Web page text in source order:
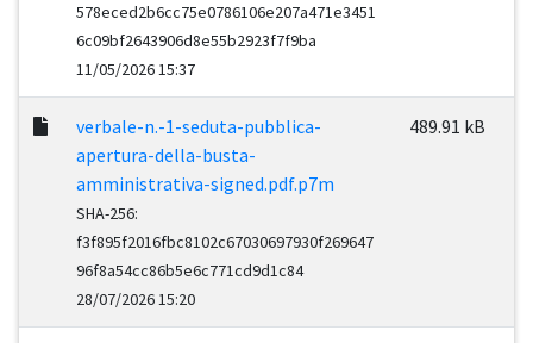
578eced2b6cc75e0786106e207a471e3451
6c09bf2643906d8e55b2923f7f9ba
11/05/2026 15:37
verbale-n.-1-seduta-pubblica-
apertura-della-busta-
amministrativa-signed.pdf.p7m
SHA-256:
f3f895f2016fbc8102c67030697930f269647
96f8a54cc86b5e6c771cd9d1c84
28/07/2026 15:20
489.91 kB